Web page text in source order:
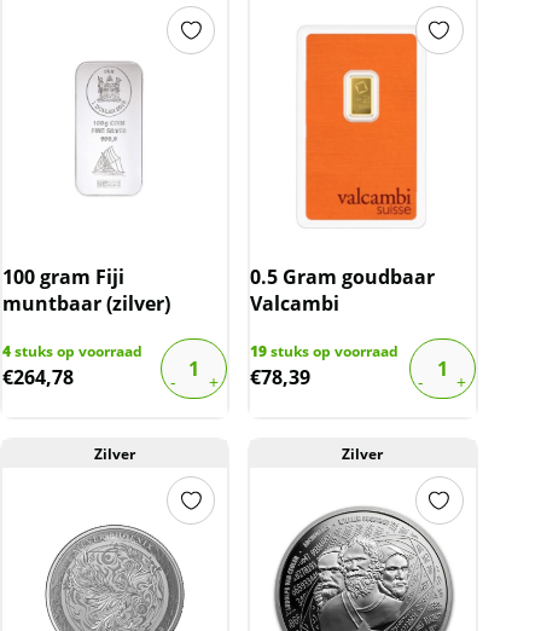
100 gram Fiji
muntbaar (zilver)
4stuks op voorraad
€264,78
0.5 Gram goudbaar
Valcambi
19stuks op voorraad
€78,39
Zilver Zilver